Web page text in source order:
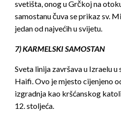
svetišta, onog u Grčkoj na
samostanu čuva se prikaz sv.
jedan od najvećih u svijetu.
7) KARMELSKI SAMOSTAN
Sveta linija završava u Izraelu
Haifi. Ovo je mjesto cijenjeno
izgradnja kao kršćanskog
12. stoljeća.